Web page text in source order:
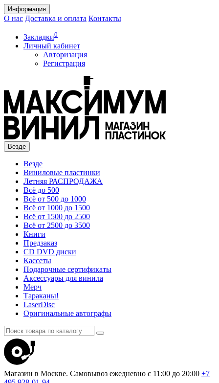
Информация
О нас Доставка и оплата Контакты
Закладки0
Личный кабинет
Авторизация
Регистрация
Везде
Везде
Виниловые пластинки
Летняя РАСПРОДАЖА
Всё до 500
Всё от 500 до 1000
Всё от 1000 до 1500
Всё от 1500 до 2500
Всё от 2500 до 3500
Книги
Предзаказ
CD DVD диски
Кассеты
Подарочные сертификаты
Аксессуары для винила
Мерч
Тараканы!
LaserDisc
Оригинальные автографы
Магазин в Москве. Самовывоз ежедневно с 11:00 до 20:00 +7